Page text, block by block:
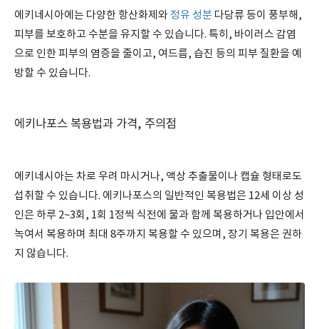
에키네시아에는 다양한 항산화제와정유 성분 다당류 등이 풍부해,
피부를 보호하고 수분을 유지할 수 있습니다. 특히, 바이러스 감염
으로 인한 피부의 염증을 줄이고, 여드름, 습진 등의 피부 질환을 예
방할 수 있습니다.
에키나포스 복용법과 가격, 주의점
에키네시아는 차로 우려 마시거나, 액상 추출물이나 캡슐 형태로도
섭취할 수 있습니다. 에키나포스의 일반적인 복용법은 12세 이상 성
인은 하루 2~3회, 1회 1정씩 식전에 물과 함께 복용하거나 입안에서
녹여서 복용하며 최대 8주까지 복용할 수 있으며, 장기 복용은 권하
지 않습니다.